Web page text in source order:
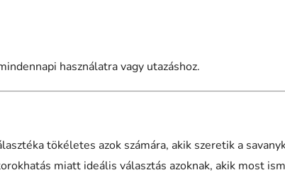
használatra vagy utazáshoz.
tökéletes azok számára, akik szeretik a
miatt ideális választás azoknak, akik most